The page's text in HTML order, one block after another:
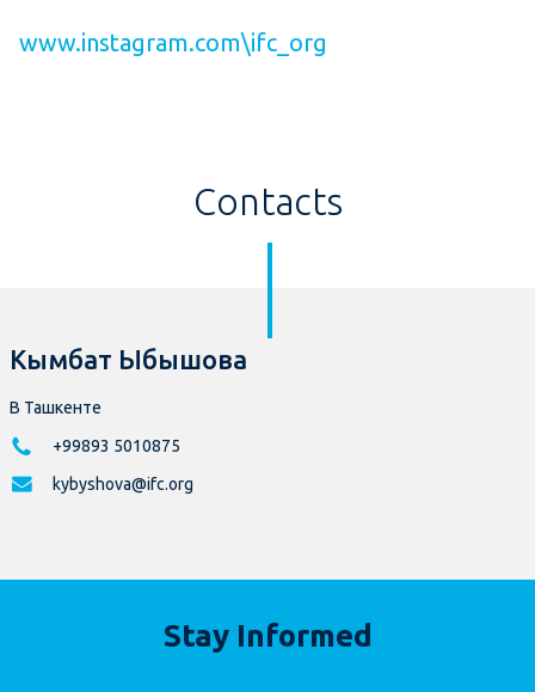
www.instagram.com\ifc_org
Contacts
Кымбат Ыбышова
В Ташкенте
+99893 5010875
kybyshova@ifc.org
Stay Informed